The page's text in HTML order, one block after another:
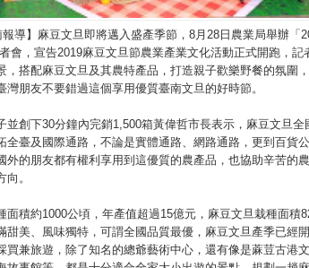
報導】麻豆文旦即將邁入盛產季節，8月28日農業局舉辦「
會，宣告2019麻豆文旦節農業產業文化活動正式開跑，記
，搭配麻豆文旦及其農特產品，打造親子歡樂野餐的氛圍
朋友不要錯過這個享用優質臺南文旦的好時節。
並創下30分鐘內完銷1,500箱黃偉哲市長表示，麻豆文旦全
全臺及國際通路，不論是實體通路、網路通路，更到百貨
外的朋友都有權利享用到這優質的農產品，也協助辛苦的
。
面積約1000公頃，年產值超過15億元，麻豆文旦栽種面積
甜美、風味獨特，可謂全國品質最優，麻豆文旦產季已經開
買兼旅遊，除了知名的總爺藝術中心，還有像是蔴荳古港